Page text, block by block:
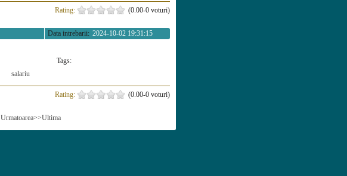
(0.00-0 voturi)
Rating:
2024-10-02 19:31:15
Data intrebarii:
Tags:
salariu
(0.00-0 voturi)
Rating:
Urmatoarea>>Ultima